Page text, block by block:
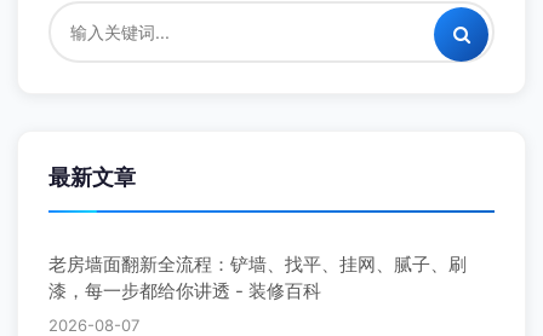
最新文章
老房墙面翻新全流程：铲墙、找平、挂网、腻子、刷
漆，每一步都给你讲透 - 装修百科
2026-08-07